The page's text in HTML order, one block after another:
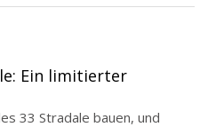
Ein limitierter
33 Stradale bauen, und